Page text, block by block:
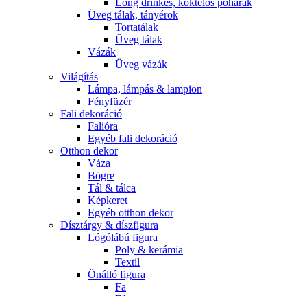
Long drinkes, koktélos poharak
Üveg tálak, tányérok
Tortatálak
Üveg tálak
Vázák
Üveg vázák
Világítás
Lámpa, lámpás & lampion
Fényfüzér
Fali dekoráció
Falióra
Egyéb fali dekoráció
Otthon dekor
Váza
Bögre
Tál & tálca
Képkeret
Egyéb otthon dekor
Dísztárgy & díszfigura
Lógólábú figura
Poly & kerámia
Textil
Önálló figura
Fa